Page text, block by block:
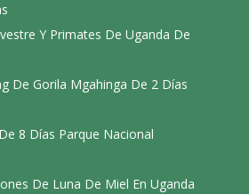
Y Primates De Uganda De
De Gorila Mgahinga De 2 Días
8 Días Parque Nacional
De Luna De Miel En Uganda